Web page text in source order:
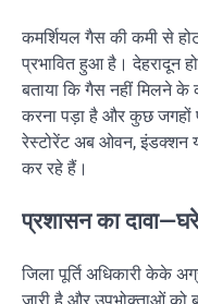
कमर्शियल गैस की कमी से
प्रभावित हुआ है।देहरादून
बताया कि गैस नहीं मिलने के
करना पड़ा है और कुछ जगहों
रेस्टोरेंट अब ओवन, इंडक्शन
कर रहे हैं।
प्रशासन का
जिला पूर्ति अधिकारी केके
जारी है और उपभोक्ताओं को